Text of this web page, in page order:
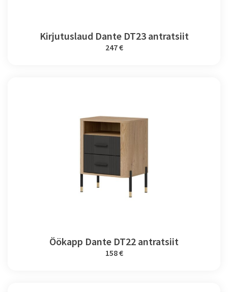
Kirjutuslaud Dante DT23 antratsiit
247 €
Öökapp Dante DT22 antratsiit
158 €